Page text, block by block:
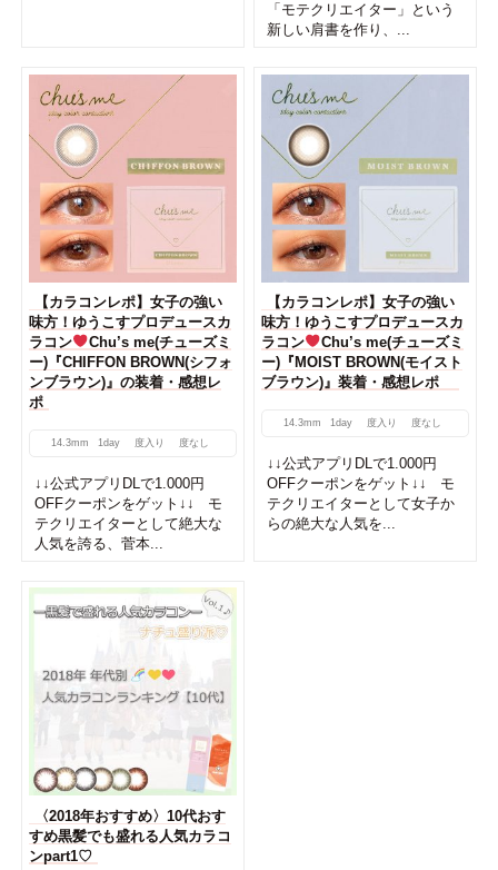
「モテクリエイター」という
新しい肩書を作り、...
【カラコンレポ】女子の強い
味方！ゆうこすプロデュースカ
ラコン
Chu’s me(チューズミ
ー)『CHIFFON BROWN(シフォ
ンブラウン)』の装着・感想レ
ポ
14.3mm 1day 度入り 度なし
↓↓公式アプリDLで1.000円
OFFクーポンをゲット↓↓ モ
テクリエイターとして絶大な
人気を誇る、菅本...
【カラコンレポ】女子の強い
味方！ゆうこすプロデュースカ
ラコン
Chu’s me(チューズミ
ー)『MOIST BROWN(モイスト
ブラウン)』装着・感想レポ
14.3mm 1day 度入り 度なし
↓↓公式アプリDLで1.000円
OFFクーポンをゲット↓↓ モ
テクリエイターとして女子か
らの絶大な人気を...
〈2018年おすすめ〉10代おす
すめ黒髪でも盛れる人気カラコ
ンpart1♡